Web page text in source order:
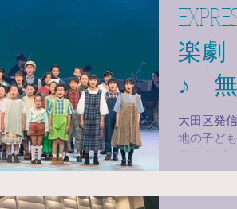
楽劇
♪ 無
大田区発信！ 小児がんや難病と闘う子
地の子ども達を支援
茂木健一